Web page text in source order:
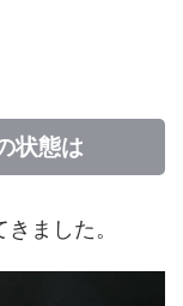
状態は
ました。